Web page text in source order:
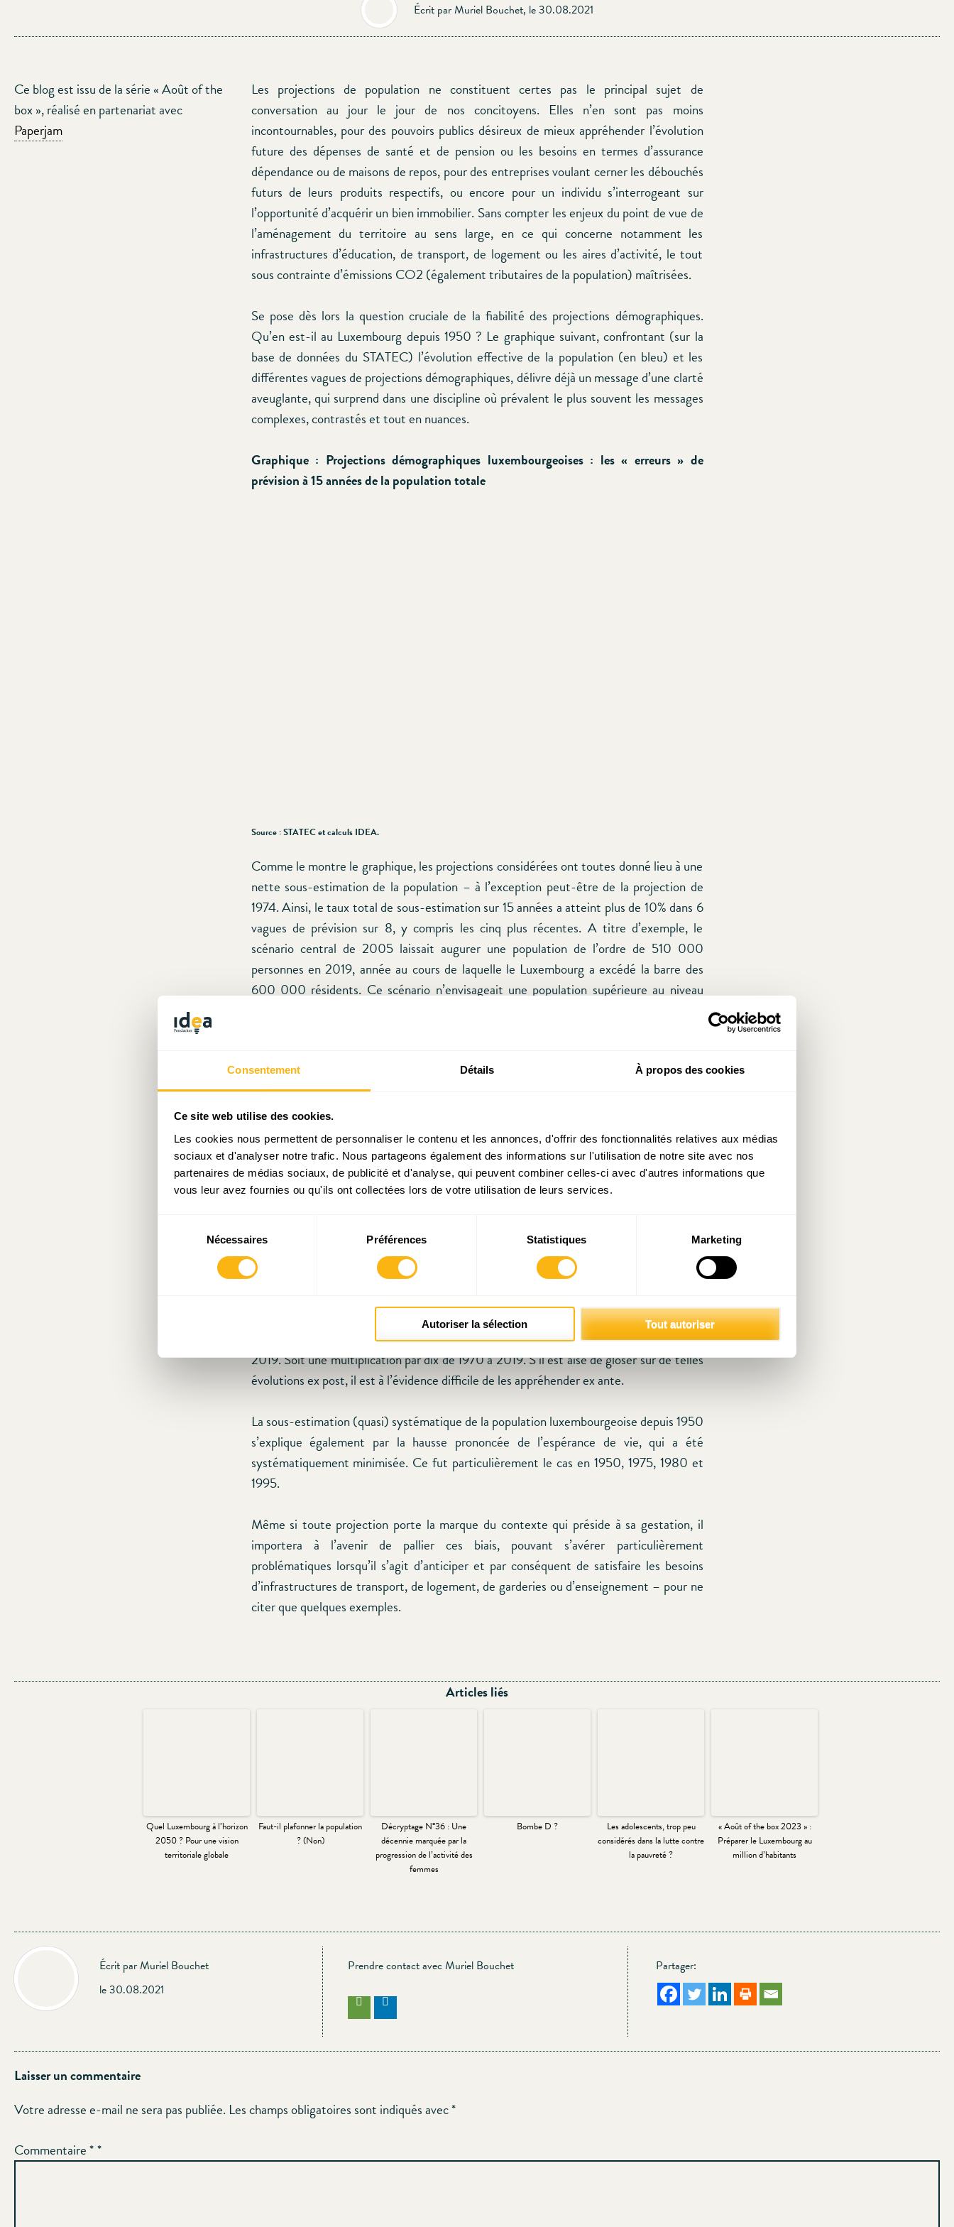
Consentement Détails À propos des cookies
Ce site web utilise des cookies.
Les cookies nous permettent de personnaliser le contenu et les annonces, d'offrir des fonctionnalités relatives aux médias
sociaux et d'analyser notre trafic. Nous partageons également des informations sur l'utilisation de notre site avec nos
partenaires de médias sociaux, de publicité et d'analyse, qui peuvent combiner celles-ci avec d'autres informations que
vous leur avez fournies ou qu'ils ont collectées lors de votre utilisation de leurs services.
consentement
Nécessaires Préférences Statistiques Marketing
Autoriser la sélection Tout autoriser
Écrit par Muriel Bouchet, le 30.08.2021
Ce blog est issu de la série « Août of the
box », réalisé en partenariat avec
Paperjam
Les projections de population ne constituent certes pas le principal sujet de
conversation au jour le jour de nos concitoyens. Elles n’en sont pas moins
incontournables, pour des pouvoirs publics désireux de mieux appréhender l’évolution
future des dépenses de santé et de pension ou les besoins en termes d’assurance
dépendance ou de maisons de repos, pour des entreprises voulant cerner les débouchés
futurs de leurs produits respectifs, ou encore pour un individu s’interrogeant sur
l’opportunité d’acquérir un bien immobilier. Sans compter les enjeux du point de vue de
l’aménagement du territoire au sens large, en ce qui concerne notamment les
infrastructures d’éducation, de transport, de logement ou les aires d’activité, le tout
sous contrainte d’émissions CO2 (également tributaires de la population) maîtrisées.
Se pose dès lors la question cruciale de la fiabilité des projections démographiques.
Qu’en est-il au Luxembourg depuis 1950 ? Le graphique suivant, confrontant (sur la
base de données du STATEC) l’évolution effective de la population (en bleu) et les
différentes vagues de projections démographiques, délivre déjà un message d’une clarté
aveuglante, qui surprend dans une discipline où prévalent le plus souvent les messages
complexes, contrastés et tout en nuances.
Graphique : Projections démographiques luxembourgeoises : les « erreurs » de
prévision à 15 années de la population totale
Source : STATEC et calculs IDEA.
Comme le montre le graphique, les projections considérées ont toutes donné lieu à une
nette sous-estimation de la population – à l’exception peut-être de la projection de
1974. Ainsi, le taux total de sous-estimation sur 15 années a atteint plus de 10% dans 6
vagues de prévision sur 8, y compris les cinq plus récentes. A titre d’exemple, le
scénario central de 2005 laissait augurer une population de l’ordre de 510 000
personnes en 2019, année au cours de laquelle le Luxembourg a excédé la barre des
600 000 résidents. Ce scénario n’envisageait une population supérieure au niveau
emblématiques de la sous-estimation (quasi) systématique de la population future dans
les projections démographiques. Selon ce rapport, certes publié en 1978 soit en pleine
crise sidérurgique, le Grand-Duché aurait dû compter 351 000 résidents en 2011, un
chiffre en léger reflux par rapport à 1975. Or la population effective s’est élevée à
511 000 personnes en cette même année 2011, soit 160 000 personnes de plus
qu’escompté 36 années plus tôt. Il s’agit de l’équivalent de la population cumulée (en
1975) des communes de Luxembourg, Esch-sur-Alzette, Differdange, Dudelange,
La principale source de sous-estimation de la population a été une bien trop grande
« timidité » en matière d’immigration nette. Durant cette période, le Luxembourg s’est
difficile sinon impossible d’anticiper une telle évolution. Ainsi, l’immigration nette était
de 1 091 personnes en 1970, de 3 942 en 1990, de 7 660 en 2010 et de 11 075 en
2019. Soit une multiplication par dix de 1970 à 2019. S’il est aisé de gloser sur de telles
évolutions ex post, il est à l’évidence difficile de les appréhender ex ante.
La sous-estimation (quasi) systématique de la population luxembourgeoise depuis 1950
s’explique également par la hausse prononcée de l’espérance de vie, qui a été
systématiquement minimisée. Ce fut particulièrement le cas en 1950, 1975, 1980 et
1995.
Même si toute projection porte la marque du contexte qui préside à sa gestation, il
importera à l’avenir de pallier ces biais, pouvant s’avérer particulièrement
problématiques lorsqu’il s’agit d’anticiper et par conséquent de satisfaire les besoins
d’infrastructures de transport, de logement, de garderies ou d’enseignement – pour ne
citer que quelques exemples.
Articles liés
Quel Luxembourg à l’horizon
2050 ? Pour une vision
territoriale globale
Faut-il plafonner la population
? (Non)
Décryptage N°36 : Une
décennie marquée par la
progression de l’activité des
femmes
Bombe D ?
Les adolescents, trop peu
considérés dans la lutte contre
la pauvreté ?
« Août of the box 2023 » :
Préparer le Luxembourg au
million d’habitants
Écrit par Muriel Bouchet
le 30.08.2021
Prendre contact avec Muriel Bouchet Partager:
Laisser un commentaire
Votre adresse e-mail ne sera pas publiée. Les champs obligatoires sont indiqués avec*
Commentaire*